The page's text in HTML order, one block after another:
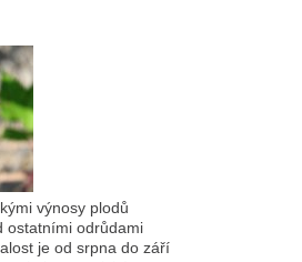
výnosy plodů
ostatními odrůdami
je od srpna do září